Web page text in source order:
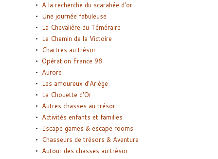
A la recherche du scarabée d’or
Une journée fabuleuse
La Chevalière du Téméraire
Le Chemin de la Victoire
Chartres au trésor
Opération France 98
Aurore
Les amoureux d’Ariège
La Chouette d’Or
Autres chasses au trésor
Activités enfants et familles
Escape games & escape rooms
Chasseurs de trésors & Aventure
Autour des chasses au trésor